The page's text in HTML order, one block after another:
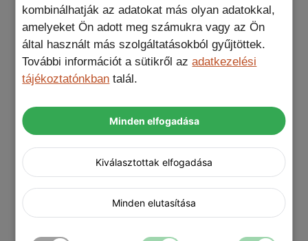
kombinálhatják az adatokat más olyan adatokkal,
amelyeket Ön adott meg számukra vagy az Ön
által használt más szolgáltatásokból gyűjtöttek.
További információt a sütikről azadatkezelési
tájékoztatónkban talál.
Minden elfogadása
Kiválasztottak elfogadása
Minden elutasítása
Blue Star PD fali töltő, Lightning USB-C kábel,
Nem kérek ajándékot, Protector 9H
kameravédő
Értékelések
Még nincsenek értékelések.
elsőként